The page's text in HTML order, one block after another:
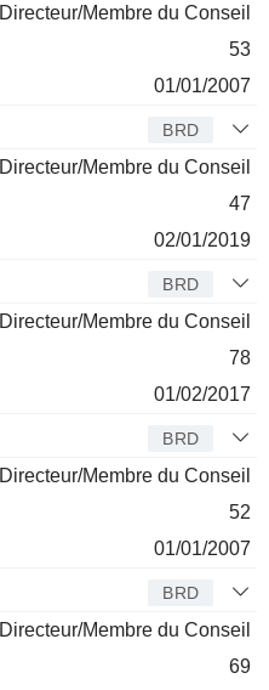
Directeur/Membre du Conseil
53
01/01/2007
BRD
Directeur/Membre du Conseil
47
02/01/2019
BRD
Directeur/Membre du Conseil
78
01/02/2017
BRD
Directeur/Membre du Conseil
52
01/01/2007
BRD
Directeur/Membre du Conseil
69